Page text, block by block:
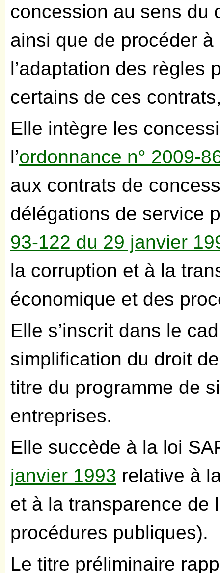
concession au sens du
ainsi que de procéder
l’adaptation des règles
certains de ces
Elle intègre les
l’ordonnance n° 2009-
aux contrats de
délégations de service
93-122 du 29 janvier
la corruption et à la
économique et des
Elle s’inscrit dans le
simplification du droit
titre du programme de
entreprises.
Elle succède à la loi
janvier 1993 relative à
et à la transparence de
procédures publiques).
Le titre préliminaire